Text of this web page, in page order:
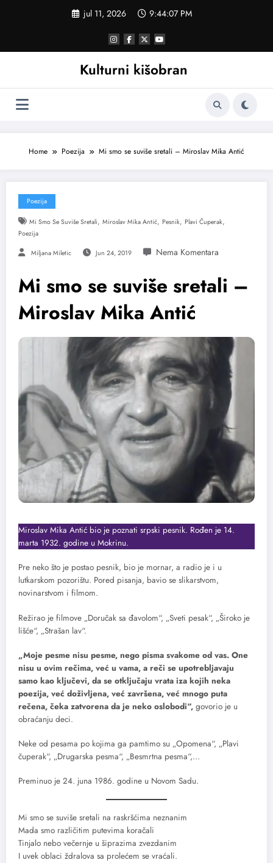
jul 11, 2026 9:44:08 PM
Kulturni kišobran
Home Poezija Mi smo se suviše sretali – Miroslav Mika Antić
Poezija
Mi Smo Se Suviše Sretali, Miroslav Mika Antić, Pesnik, Plavi Čuperak,
Poezija
Miljana Miletic Jun 24, 2019
Mi smo se suviše sretali –
Miroslav Mika Antić
Miroslav Mika Antić bio je poznati srpski pesnik. Rođen je 14.
marta 1932. godine u Mokrinu.
Pre neko što je postao pesnik, bio je mornar, a radio je i u
lutkarskom pozorištu. Pored pisanja, bavio se slikarstvom,
novinarstvom i filmom.
Režirao je filmove „Doručak sa đavolom“, „Sveti pesak“, „Široko je
lišće“, „Strašan lav“.
„Moje pesme nisu pesme, nego pisma svakome od vas. One
nisu u ovim rečima, već u vama, a reči se upotrebljavaju
samo kao ključevi, da se otključaju vrata iza kojih neka
poezija, već doživljena, već završena, već mnogo puta
rečena, čeka zatvorena da je neko oslobodi“, govorio je u
obraćanju deci.
Neke od pesama po kojima ga pamtimo su „Opomena“, „Plavi
čuperak“, „Drugarska pesma“, „Besmrtna pesma“,…
Preminuo je 24. juna 1986. godine u Novom Sadu.
Mi smo se suviše sretali na raskršćima neznanim
Mada smo različitim putevima koračali
Tinjalo nebo večernje u šiprazima zvezdanim
I uvek oblaci ždralova sa prolećem se vraćali.